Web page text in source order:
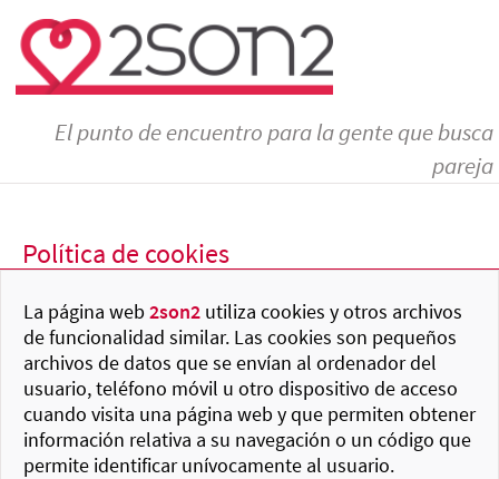
El punto de encuentro para la gente que busca
pareja
Política de cookies
La página web2son2 utiliza cookies y otros archivos
de funcionalidad similar. Las cookies son pequeños
archivos de datos que se envían al ordenador del
usuario, teléfono móvil u otro dispositivo de acceso
cuando visita una página web y que permiten obtener
información relativa a su navegación o un código que
permite identificar unívocamente al usuario.